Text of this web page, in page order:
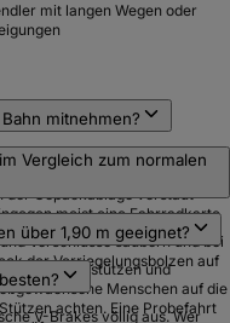
mit langen Wegen oder
mitnehmen?
meisten regionalen
Fahrräder als kostenloses
der Gepäckablage verstaut
meist eine Fahrradkarte
Vergleich zum normalen
ist identisch. Zusätzlich
Verschlüsse säubern und bei
der Verriegelungsbolzen auf
über 1,90 m geeignet?
Sattelstützen und
Menschen auf die
achten. Eine Probefahrt
V-Brakes völlig aus. Wer